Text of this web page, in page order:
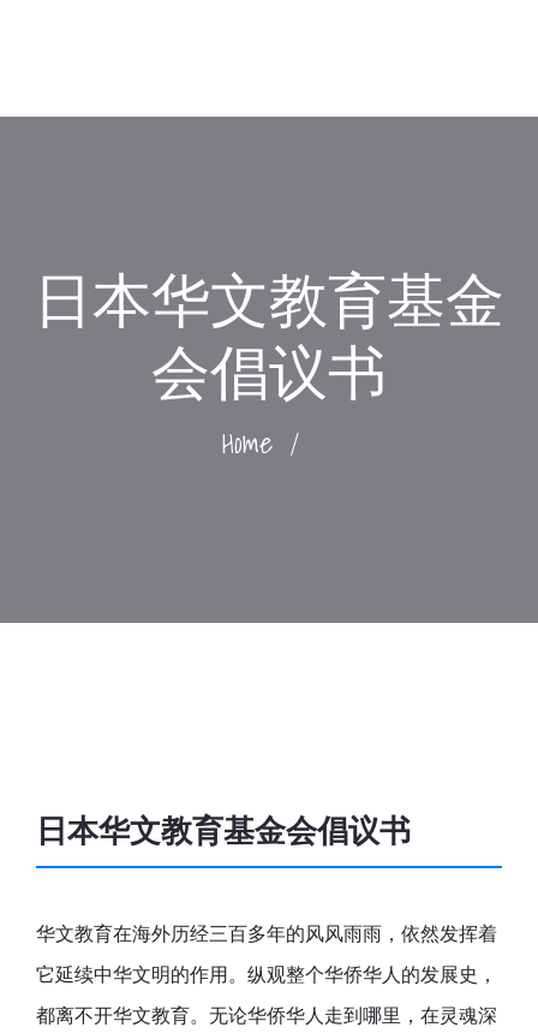
日本华文教育基金
会倡议书
Home /
日本华文教育基金会倡议书
华文教育在海外历经三百多年的风风雨雨，依然发挥着
它延续中华文明的作用。纵观整个华侨华人的发展史，
都离不开华文教育。无论华侨华人走到哪里，在灵魂深